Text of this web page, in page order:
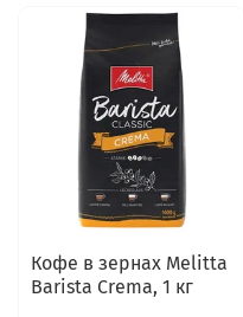
Кофе в зернах Melitta
Barista Crema, 1 кг